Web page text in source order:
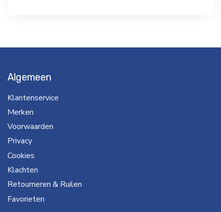
Algemeen
Klantenservice
Merken
Voorwaarden
Privacy
Cookies
Klachten
Retourneren & Ruilen
Favorieten